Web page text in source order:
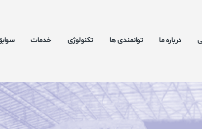
درباره ما توانمندی ها تکنولوژی خدمات